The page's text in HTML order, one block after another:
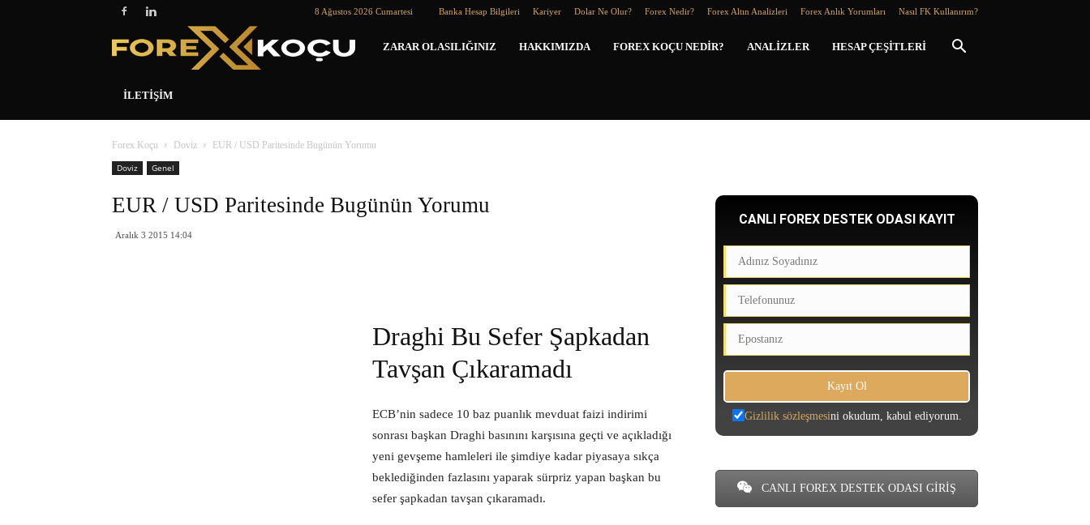
8 Ağustos 2026 Cumartesi Banka Hesap Bilgileri Kariyer Dolar Ne Olur? Forex Nedir? Forex Altın Analizleri Forex Anlık Yorumları Nasıl FK Kullanırım?
Forex
ZARAR OLASILIĞINIZ HAKKIMIZDA FOREX KOÇU NEDIR? ANALIZLER HESAP ÇEŞITLERI
İLETIŞIM
Forex Koçu Doviz
EUR / USD Paritesinde Bugünün Yorumu
Doviz
Genel
EUR / USD Paritesinde Bugünün Yorumu
Aralık 3 2015 14:04
Draghi Bu Sefer Şapkadan
Tavşan Çıkaramadı
ECB’nin sadece 10 baz puanlık mevduat faizi indirimi
sonrası başkan Draghi basınını karşısına geçti ve açıkladığı
yeni gevşeme hamleleri ile şimdiye kadar piyasaya sıkça
beklediğinden fazlasını yaparak sürpriz yapan başkan bu
sefer şapkadan tavşan çıkaramadı.
CANLI FOREX DESTEK ODASI KAYIT
Gizlilik sözleşmesini okudum, kabul ediyorum.
CANLI FOREX DESTEK ODASI GİRİŞ